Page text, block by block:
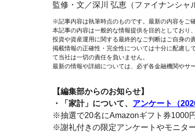
監修・文／深川 弘恵（ファイナンシャ
※記事内容は執筆時点のものです。最新の内容をご
本記事の内容は一般的な情報提供を目的としており
投資や資産運用に関する最終的なご判断はご自身の
掲載情報の正確性・完全性については十分に配慮し
て当社は一切の責任を負いません。
最新の情報や詳細については、必ず各金融機関やサ
【編集部からのお知らせ】
・「家計」について、 アンケート（
※抽選で20名にAmazonギフト券1000
※謝礼付きの限定アンケートやモニタ